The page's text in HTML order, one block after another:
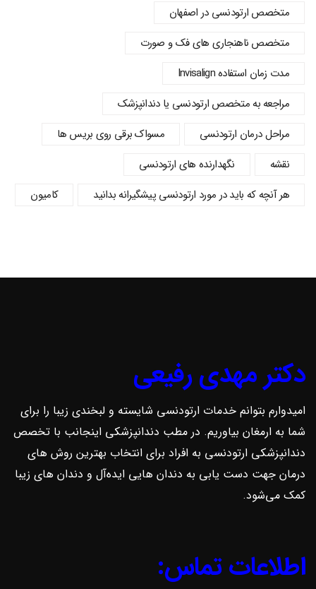
متخصص ارتودنسی در اصفهان
متخصص ناهنجاری های فک و صورت
مدت زمان استفاده Invisalign
مراجعه به متخصص ارتودنسی یا دندانپزشک
مراحل درمان ارتودنسی
مسواک برقی روی بریس ها
نقشه
نگهدارنده های ارتودنسی
هر آنچه که باید در مورد ارتودنسی پیشگیرانه بدانید
کامیون
دکتر مهدی رفیعی
امیدوارم بتوانم خدمات ارتودنسی شایسته و لبخندی زیبا را برای
شما به ارمغان بیاوریم. در مطب دندانپزشکی اینجانب با تخصص
دندانپزشکی ارتودنسی به افراد برای انتخاب بهترین روش ‌های
درمان جهت دست یابی به دندان هایی ایده‌آل و دندان های زیبا
کمک می‌شود.
اطلاعات تماس: